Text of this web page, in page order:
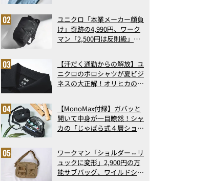
で決定版
ユニクロ「本業メーカー顔負
け」奇跡の4,990円、ワーク
マン「2,500円は反則級」凄
ト3】（2026年6月版）
【汗だく通勤からの解放】ユ
ニクロのポロシャツが夏ビジ
ネスの大正解！オリヒカの透
アの実力
【MonoMax付録】ガバッと
開いて中身が一目瞭然！シャ
カの「じゃばら式４層ショル
った！
ワークマン「ショルダー⇔リ
ュックに変形」2,900円の万
能サブバッグ、ワイルドシン